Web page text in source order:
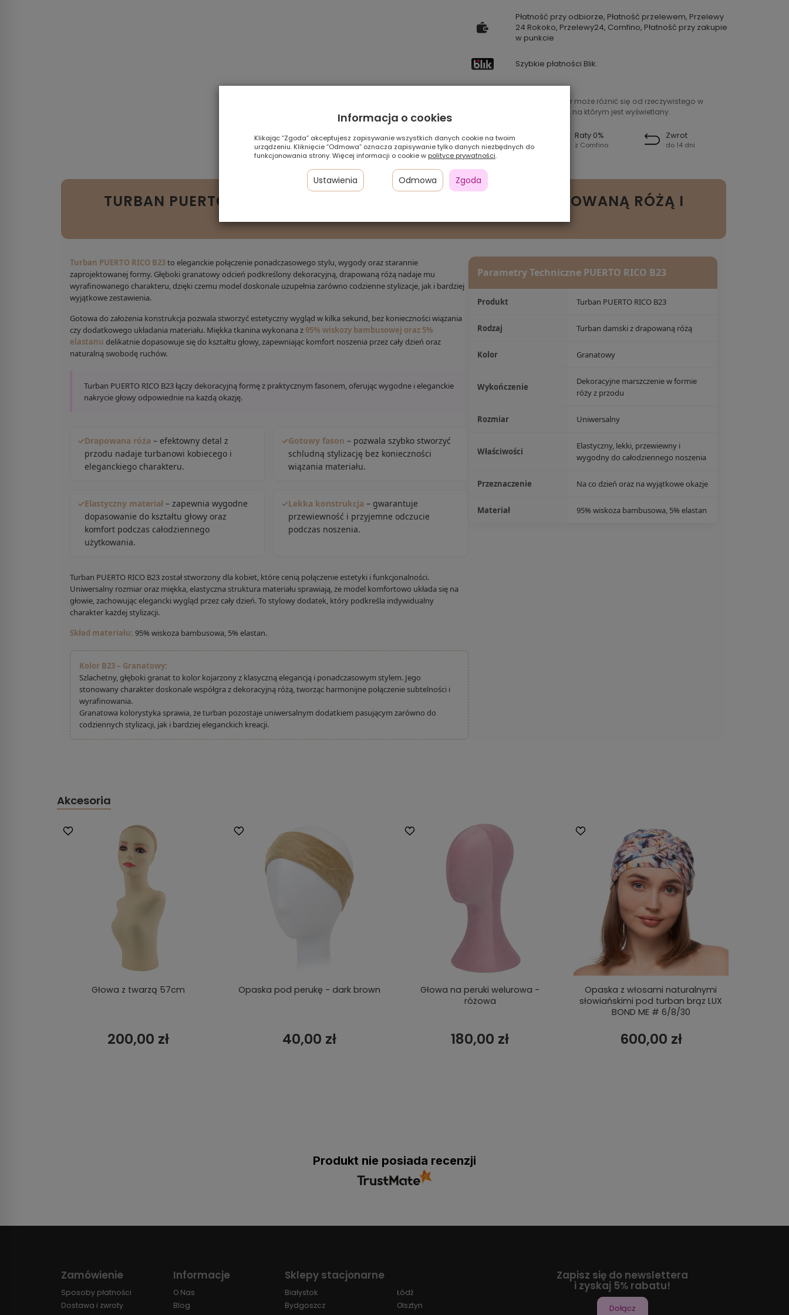
Płatność przy odbiorze, Płatność przelewem, Przelewy
24 Rokoko, Przelewy24, Comfino, Płatność przy zakupie
w punkcie
Szybkie płatności Blik.
Pamiętaj, że prezentowany kolor może różnić się od rzeczywistego w
zależności od ustawień sprzętu, na którym jest wyświetlany.
Szybka
dostawa
Raty 0%
z Comfino
Zwrot
do 14 dni
TURBAN PUERTO RICO B23 – GRANATOWA ELEGANCJA Z DRAPOWANĄ RÓŻĄ I
Turban PUERTO RICO B23to eleganckie połączenie ponadczasowego stylu, wygody oraz starannie
zaprojektowanej formy. Głęboki granatowy odcień podkreślony dekoracyjną, drapowaną różą nadaje mu
wyrafinowanego charakteru, dzięki czemu model doskonale uzupełnia zarówno codzienne stylizacje, jak i bardziej
wyjątkowe zestawienia.
Gotowa do założenia konstrukcja pozwala stworzyć estetyczny wygląd w kilka sekund, bez konieczności wiązania
czy dodatkowego układania materiału. Miękka tkanina wykonana z95% wiskozy bambusowej oraz 5%
elastanu delikatnie dopasowuje się do kształtu głowy, zapewniając komfort noszenia przez cały dzień oraz
naturalną swobodę ruchów.
Turban PUERTO RICO B23 łączy dekoracyjną formę z praktycznym fasonem, oferując wygodne i eleganckie
nakrycie głowy odpowiednie na każdą okazję.
✓Drapowana róża – efektowny detal z
przodu nadaje turbanowi kobiecego i
eleganckiego charakteru.
✓Gotowy fason – pozwala szybko stworzyć
schludną stylizację bez konieczności
wiązania materiału.
✓Elastyczny materiał – zapewnia wygodne
dopasowanie do kształtu głowy oraz
komfort podczas całodziennego
użytkowania.
✓Lekka konstrukcja – gwarantuje
przewiewność i przyjemne odczucie
podczas noszenia.
Turban PUERTO RICO B23 został stworzony dla kobiet, które cenią połączenie estetyki i funkcjonalności.
Uniwersalny rozmiar oraz miękka, elastyczna struktura materiału sprawiają, że model komfortowo układa się na
głowie, zachowując elegancki wygląd przez cały dzień. To stylowy dodatek, który podkreśla indywidualny
charakter każdej stylizacji.
Skład materiału: 95% wiskoza bambusowa, 5% elastan.
Kolor B23 – Granatowy:
Szlachetny, głęboki granat to kolor kojarzony z klasyczną elegancją i ponadczasowym stylem. Jego
stonowany charakter doskonale współgra z dekoracyjną różą, tworząc harmonijne połączenie subtelności i
wyrafinowania.
Granatowa kolorystyka sprawia, że turban pozostaje uniwersalnym dodatkiem pasującym zarówno do
codziennych stylizacji, jak i bardziej eleganckich kreacji.
Parametry Techniczne PUERTO RICO B23
Produkt Turban PUERTO RICO B23
Rodzaj Turban damski z drapowaną różą
Kolor Granatowy
Wykończenie
Dekoracyjne marszczenie w formie
róży z przodu
Rozmiar Uniwersalny
Właściwości
Elastyczny, lekki, przewiewny i
wygodny do całodziennego noszenia
Przeznaczenie Na co dzień oraz na wyjątkowe okazje
Materiał 95% wiskoza bambusowa, 5% elastan
Akcesoria
Głowa z twarzą 57cm
200,00 zł
Opaska pod perukę - dark brown
40,00 zł
Głowa na peruki welurowa -
różowa
180,00 zł
Opaska z włosami naturalnymi
słowiańskimi pod turban brąz LUX
BOND ME # 6/8/30
600,00 zł
Produkt nie posiada recenzji
Zamówienie
Sposoby płatności
Dostawa i zwroty
Informacje
O Nas
Blog
Sklepy stacjonarne
Białystok
Bydgoszcz
Łódź
Olsztyn
Zapisz się do newslettera
i zyskaj 5% rabatu!
Dołącz
Informacja o cookies
Klikając “Zgoda” akceptujesz zapisywanie wszystkich danych cookie na twoim
urządzeniu. Kliknięcie “Odmowa” oznacza zapisywanie tylko danych niezbędnych do
funkcjonowania strony. Więcej informacji o cookie w polityce prywatności.
Ustawienia Odmowa Zgoda